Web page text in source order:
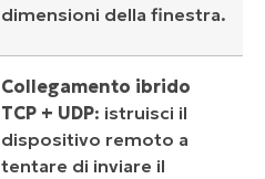
dimensioni della finestra.
Collegamento ibrido
TCP + UDP: istruisci il
dispositivo remoto a
tentare di inviare il